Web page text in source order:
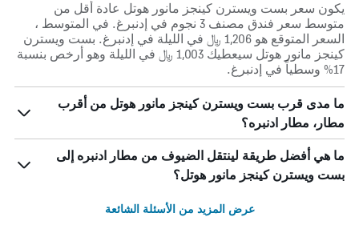
يكون سعر بست ويسترن كينجز مانور هوتل عادة أقل من
متوسط ​​سعر فندق مصنف 3 نجوم في إدنبرغ. في المتوسط ،
السعر المتوقع هو 1,206 ﷼ في الليلة في إدنبرغ. بست ويسترن
كينجز مانور هوتل سيعطيك 1,003 ﷼ في الليلة وهو أرخص بنسبة
17% وسطياً في إدنبرغ.
ما مدى قرب بست ويسترن كينجز مانور هوتل من أقرب
مطار، مطار ادنبره؟
ما هي أفضل طريقة لينتقل الضيوف من مطار ادنبره إلى
بست ويسترن كينجز مانور هوتل؟
عرض المزيد من الأسئلة الشائعة